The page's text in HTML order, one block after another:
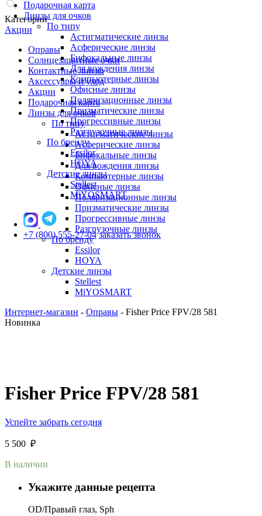
Категории
Акции
Оправы
Солнцезащитные очки
Контактные линзы
Аксессуары и уход
Акции
Подарочная карта
Линзы для очков
По типу
Астигматические линзы
Асферические линзы
Бифокальные линзы
Для вождения линзы
Компьютерные линзы
Офисные линзы
Поляризационные линзы
Призматические линзы
Прогрессивные линзы
Разгрузочные линзы
По бренду
Essilor
HOYA
Детские линзы
Stellest
MiYOSMART
Подарочная карта
Линзы для очков
По типу
Астигматические линзы
Асферические линзы
Бифокальные линзы
Для вождения линзы
Компьютерные линзы
Офисные линзы
Поляризационные линзы
Призматические линзы
Прогрессивные линзы
Разгрузочные линзы
По бренду
Essilor
HOYA
Детские линзы
Stellest
MiYOSMART
+7 (800) 555-27-04 заказать звонок
Интернет-магазин - Оправы - Fisher Price FPV/28 581
Новинка
Fisher Price FPV/28 581
Успейте забрать сегодня
5 500 ₽
В наличии
Укажите данные рецепта
OD/Правый глаз, Sph